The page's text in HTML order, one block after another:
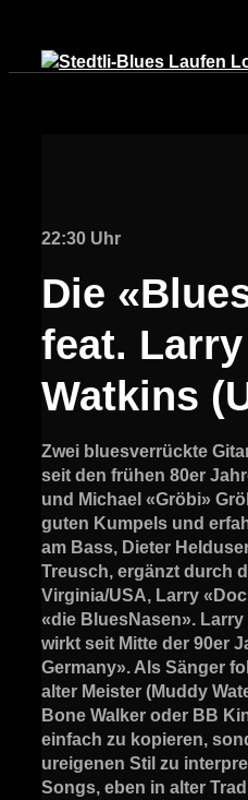
springen
22:30 Uhr
Die
feat.
Watkins
Zwei bluesverrückte
seit den frühen 80er
und Michael «Gröbi»
guten Kumpels und
am Bass, Dieter
Treusch, ergänzt durch
Virginia/USA, Larry
«die BluesNasen».
wirkt seit Mitte der 90er
Germany». Als Sänger
alter Meister (Muddy
Bone Walker oder BB
einfach zu kopieren,
ureigenen Stil zu
Songs, eben in alter